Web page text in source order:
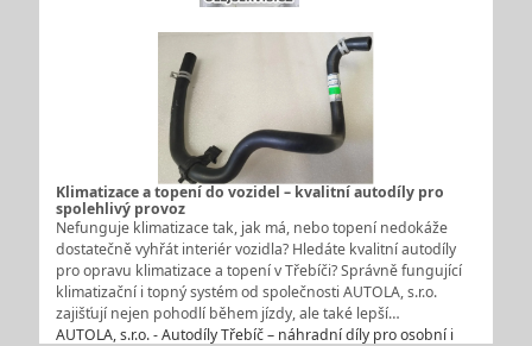
Klimatizace a topení do vozidel – kvalitní autodíly pro
spolehlivý provoz
Nefunguje klimatizace tak, jak má, nebo topení nedokáže
dostatečně vyhřát interiér vozidla? Hledáte kvalitní autodíly
pro opravu klimatizace a topení v Třebíči? Správně fungující
klimatizační i topný systém od společnosti AUTOLA, s.r.o.
zajišťují nejen pohodlí během jízdy, ale také lepší…
AUTOLA, s.r.o. - Autodíly Třebíč – náhradní díly pro osobní i